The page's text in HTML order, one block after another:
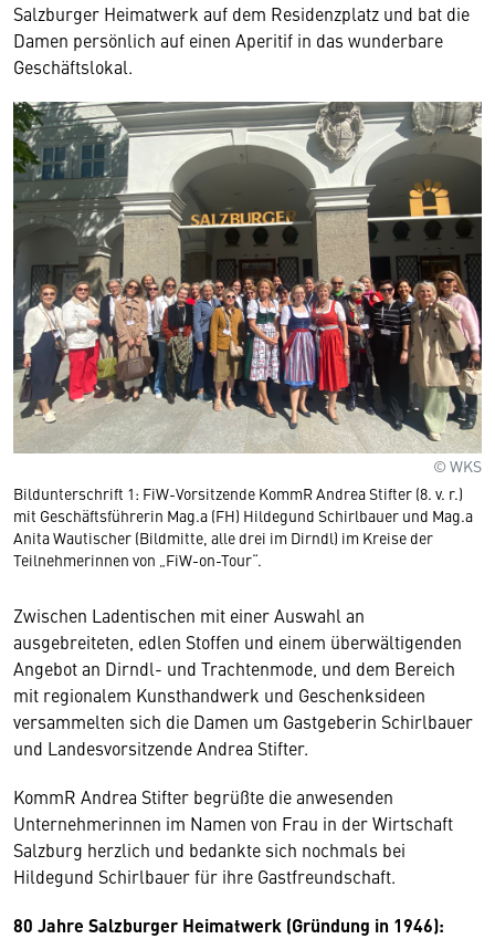
Salzburger Heimatwerk auf dem Residenzplatz und bat die
Damen persönlich auf einen Aperitif in das wunderbare
Geschäftslokal.
© WKS
Bildunterschrift 1: FiW-Vorsitzende KommR Andrea Stifter (8. v. r.)
mit Geschäftsführerin Mag.a (FH) Hildegund Schirlbauer und Mag.a
Anita Wautischer (Bildmitte, alle drei im Dirndl) im Kreise der
Teilnehmerinnen von „FiW-on-Tour“.
Zwischen Ladentischen mit einer Auswahl an
ausgebreiteten, edlen Stoffen und einem überwältigenden
Angebot an Dirndl- und Trachtenmode, und dem Bereich
mit regionalem Kunsthandwerk und Geschenksideen
versammelten sich die Damen um Gastgeberin Schirlbauer
und Landesvorsitzende Andrea Stifter.
KommR Andrea Stifter begrüßte die anwesenden
Unternehmerinnen im Namen von Frau in der Wirtschaft
Salzburg herzlich und bedankte sich nochmals bei
Hildegund Schirlbauer für ihre Gastfreundschaft.
80 Jahre Salzburger Heimatwerk (Gründung in 1946):